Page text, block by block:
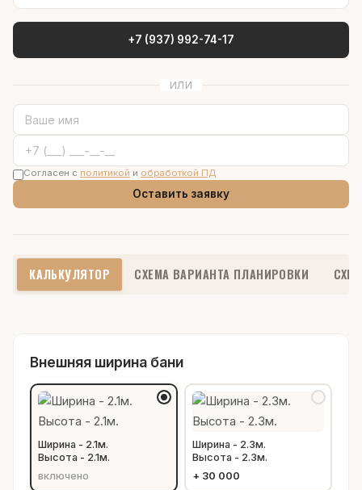
+7 (937) 992-74-17
ИЛИ
Согласен с политикой и обработкой ПД
Оставить заявку
КАЛЬКУЛЯТОР СХЕМА ВАРИАНТА ПЛАНИРОВКИ
Внешняя ширина бани
Ширина - 2.1м.
Высота - 2.1м.
включено
Ширина - 2.3м.
Высота - 2.3м.
+ 30 000